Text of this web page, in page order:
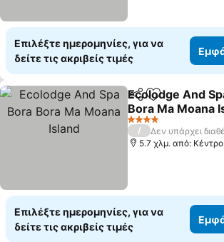
Επιλέξτε ημερομηνίες, για να
δείτε τις ακριβείς τιμές
Κοινοποίηση
Προσθήκη
Ecolodge And
Bora Ma Moana
Εμφάνιση τιμών
4 Αστέρια
/
Δεν υπάρχει
5.7 χλμ. από:
Επιλέξτε ημερομηνίες, για να
δείτε τις ακριβείς τιμές